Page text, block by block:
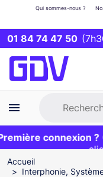
01 84 74 47 50
Qui sommes-nous ?
Première
et livraison 24/48h
connexion ?
EXCLU WEB :
Accueil
Interphonie,